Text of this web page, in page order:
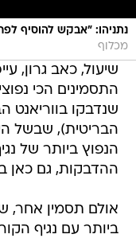
נתניהו: "אבקש להוסיף
מכלוף
שיעול, כאב גרון,
התסמינים הכי
הבריטית), שבשל
הנפוץ ביותר של
ההדבקות, גם כאן
אולם תסמין אחר,
ביותר עם נגיף